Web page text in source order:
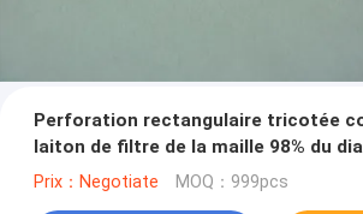
Perforation rectangulaire tricotée
laiton de filtre de la maille 98% du
50*20mm
Prix：Negotiate MOQ：999pcs